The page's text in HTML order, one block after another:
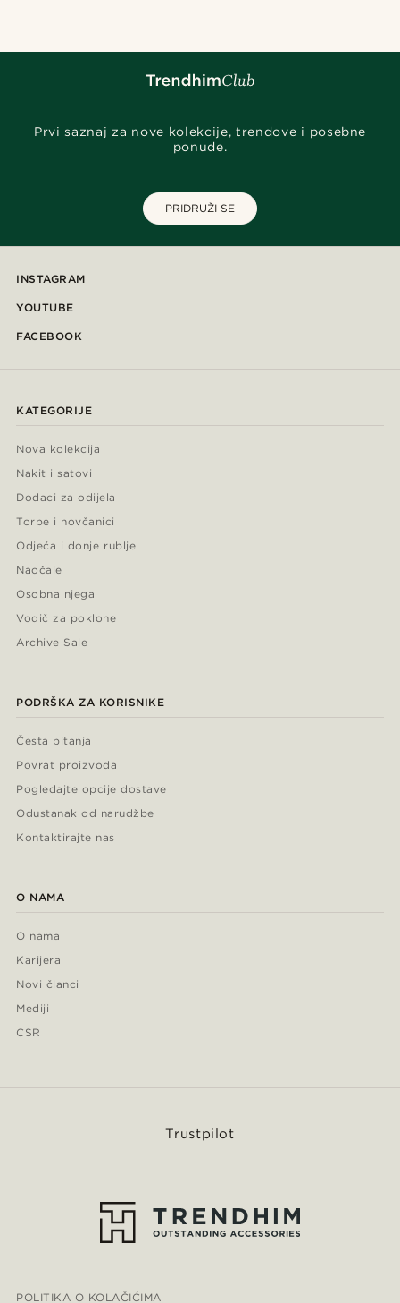
Prvi saznaj za nove kolekcije, trendove i posebne
ponude.
PRIDRUŽI SE
INSTAGRAM
YOUTUBE
FACEBOOK
KATEGORIJE
Nova kolekcija
Nakit i satovi
Dodaci za odijela
Torbe i novčanici
Odjeća i donje rublje
Naočale
Osobna njega
Vodič za poklone
Archive Sale
PODRŠKA ZA KORISNIKE
Česta pitanja
Povrat proizvoda
Pogledajte opcije dostave
Odustanak od narudžbe
Kontaktirajte nas
O NAMA
O nama
Karijera
Novi članci
Mediji
CSR
Trustpilot
POLITIKA O KOLAČIĆIMA